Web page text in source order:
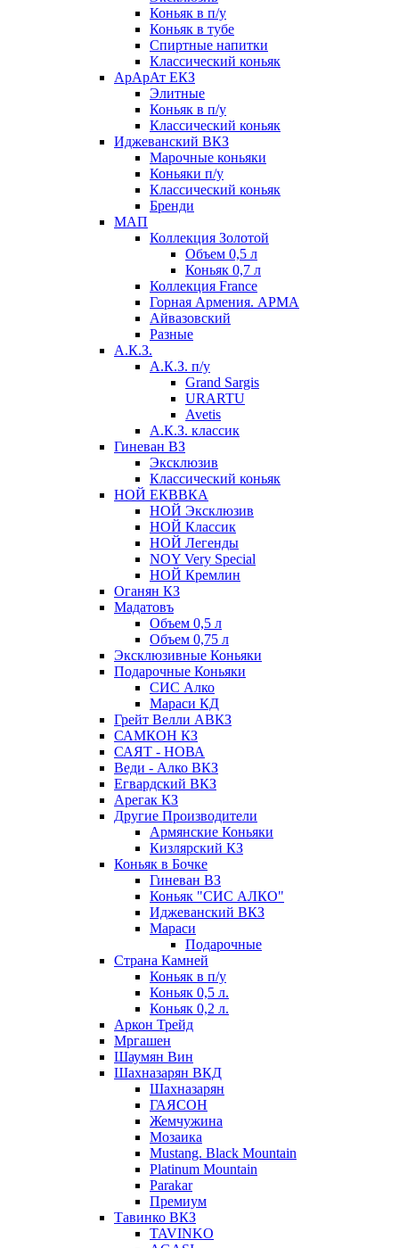
Коньяк в п/у
Коньяк в тубе
Спиртные напитки
Классический коньяк
АрАрАт ЕКЗ
Элитные
Коньяк в п/у
Классический коньяк
Иджеванский ВКЗ
Марочные коньяки
Коньяки п/у
Классический коньяк
Бренди
МАП
Коллекция Золотой
Объем 0,5 л
Коньяк 0,7 л
Коллекция France
Горная Армения. АРМА
Айвазовский
Разные
А.К.З.
А.К.З. п/у
Grand Sargis
URARTU
Avetis
А.К.З. классик
Гиневан ВЗ
Эксклюзив
Классический коньяк
НОЙ ЕКВВКА
НОЙ Эксклюзив
НОЙ Классик
НОЙ Легенды
NOY Very Speсial
НОЙ Кремлин
Оганян КЗ
Мадатовъ
Объем 0,5 л
Объем 0,75 л
Эксклюзивные Коньяки
Подарочные Коньяки
СИС Алко
Мараси КД
Грейт Велли АВКЗ
САМКОН КЗ
САЯТ - НОВА
Веди - Алко ВКЗ
Егвардский ВКЗ
Арегак КЗ
Другие Производители
Армянские Коньяки
Кизлярский КЗ
Коньяк в Бочке
Гиневан ВЗ
Коньяк "СИС АЛКО"
Иджеванский ВКЗ
Мараси
Подарочные
Страна Камней
Коньяк в п/у
Коньяк 0,5 л.
Коньяк 0,2 л.
Аркон Трейд
Мргашен
Шаумян Вин
Шахназарян ВКД
Шахназарян
ГАЯСОН
Жемчужина
Мозаика
Mustang. Black Mountain
Platinum Mountain
Parakar
Премиум
Тавинко ВКЗ
TAVINKO